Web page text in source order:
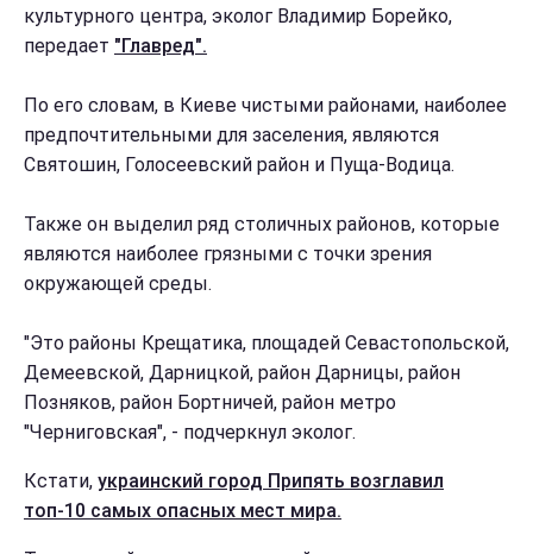
культурного центра, эколог Владимир Борейко,
передает "Главред".
По его словам, в Киеве чистыми районами, наиболее
предпочтительными для заселения, являются
Святошин, Голосеевский район и Пуща-Водица.
Также он выделил ряд столичных районов, которые
являются наиболее грязными с точки зрения
окружающей среды.
"Это районы Крещатика, площадей Севастопольской,
Демеевской, Дарницкой, район Дарницы, район
Позняков, район Бортничей, район метро
"Черниговская", - подчеркнул эколог.
Кстати, украинский город Припять возглавил
топ-10 самых опасных мест мира.